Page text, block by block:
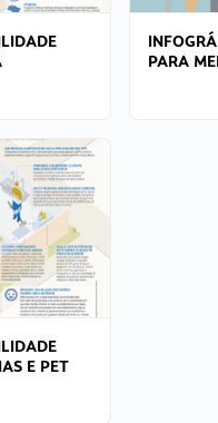
PARA
E PET